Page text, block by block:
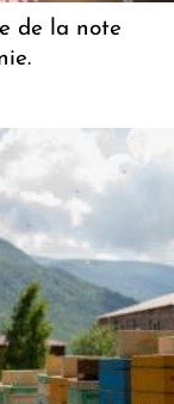
de la note